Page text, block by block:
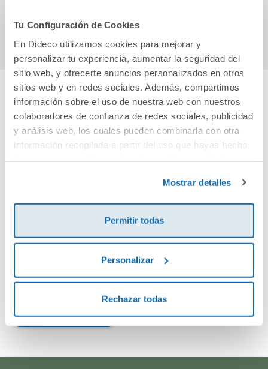
Tu Configuración de Cookies
En Dideco utilizamos cookies para mejorar y
personalizar tu experiencia, aumentar la seguridad del
sitio web, y ofrecerte anuncios personalizados en otros
sitios web y en redes sociales. Además, compartimos
información sobre el uso de nuestra web con nuestros
colaboradores de confianza de redes sociales, publicidad
y análisis web, los cuales pueden combinarla con otra
información recopilada a partir del uso que hayas hecho
Mostrar detalles
Permitir todas
Personalizar
Rechazar todas
Comprar
Cuéntanos tu opinión
¡Sé el primero en valorar este producto!
Debes iniciar sesión para poder valorarlo
Envía tu opinión